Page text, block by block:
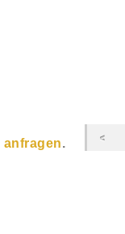
anfragen.